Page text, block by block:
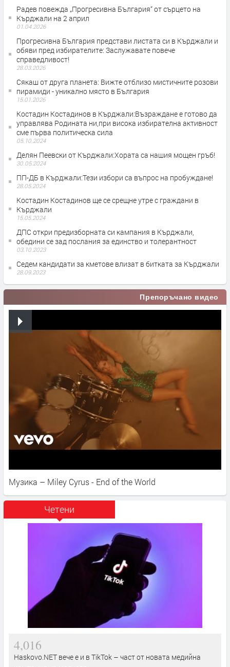
Радев повежда „Прогресивна България“ от сърцето на
Кърджали на 2 април
01.04.2026
Прогресивна България представи листата си в Кърджали и
обяви пред избирателите: Заслужавате повече
справедливост!
28.03.2026
Сякаш от друга планета: Вижте отблизо мистичните розови
пирамиди - уникално място в България
15.01.2026
Костадин Костадинов в Кърджали:Възраждане е готово да
управлява Родината ни,при висока избирателна активност
сме първа политическа сила
05.10.2024
Делян Пеевски от Кърджали:Хората са нашия мощен гръб!
30.05.2024
ПП-ДБ в Кърджали:Тези избори са въпрос на пробуждане!
28.05.2024
Костадин Костадинов ще се срещне утре с граждани в
Кърджали
15.05.2024
ДПС откри предизборната си кампания в Кърджали,
обедини се зад послания за единство и толерантност
03.10.2023
Седем кандидати за кметове влизат в битката за Кърджали
28.09.2023
Препоръчано видео
Музика – Miley Cyrus - End of the World
Четени
4,016
Haskovo.NET вече е и в TikTok – част от новата медийна